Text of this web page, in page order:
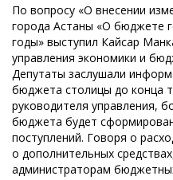
По вопросу «О внесении
города Астаны «О бюджете
годы» выступил Кайсар
управления экономики и
Депутаты заслушали
бюджета столицы до конца
руководителя управления,
бюджета будет
поступлений. Говоря о
о дополнительных
администраторам